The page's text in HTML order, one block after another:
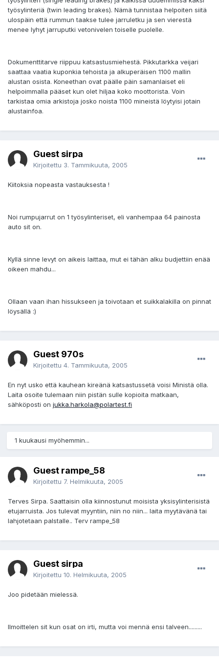
työsylinteriä (twin leading brakes). Nämä tunnistaa helpoiten siitä
ulospäin että rummun taakse tulee jarruletku ja sen vierestä
menee lyhyt jarruputki vetonivelen toiselle puolelle.
Dokumenttitarve riippuu katsastusmiehestä. Pikkutarkka veijari
saattaa vaatia kuponkia tehoista ja alkuperäisen 1100 mallin
alustan osista. Koneethan ovat päälle päin samanlaiset eli
helpoimmalla pääset kun olet hiljaa koko moottorista. Voin
tarkistaa omia arkistoja josko noista 1100 mineistä löytyisi jotain
alustainfoa.
Guest sirpa
Kirjoitettu 3. Tammikuuta, 2005
Kiitoksia nopeasta vastauksesta !
Noi rumpujarrut on 1 työsylinteriset, eli vanhempaa 64 painosta
auto sit on.
Kyllä sinne levyt on aikeis laittaa, mut ei tähän alku budjettiin enää
oikeen mahdu...
Ollaan vaan ihan hissukseen ja toivotaan et suikkalakilla on pinnat
löysällä :)
Guest 970s
Kirjoitettu 4. Tammikuuta, 2005
En nyt usko että kauhean kireänä katsastussetä voisi Ministä olla.
Laita osoite tulemaan niin pistän sulle kopioita matkaan,
sähköposti on jukka.harkola@polartest.fi
1 kuukausi myöhemmin...
Guest rampe_58
Kirjoitettu 7. Helmikuuta, 2005
Terves Sirpa. Saattaisin olla kiinnostunut moisista yksisylinterisistä
etujarruista. Jos tulevat myyntiin, niin no niin... laita myytävänä tai
lahjotetaan palstalle.. Terv rampe_58
Guest sirpa
Kirjoitettu 10. Helmikuuta, 2005
Joo pidetään mielessä.
Ilmoittelen sit kun osat on irti, mutta voi mennä ensi talveen.........